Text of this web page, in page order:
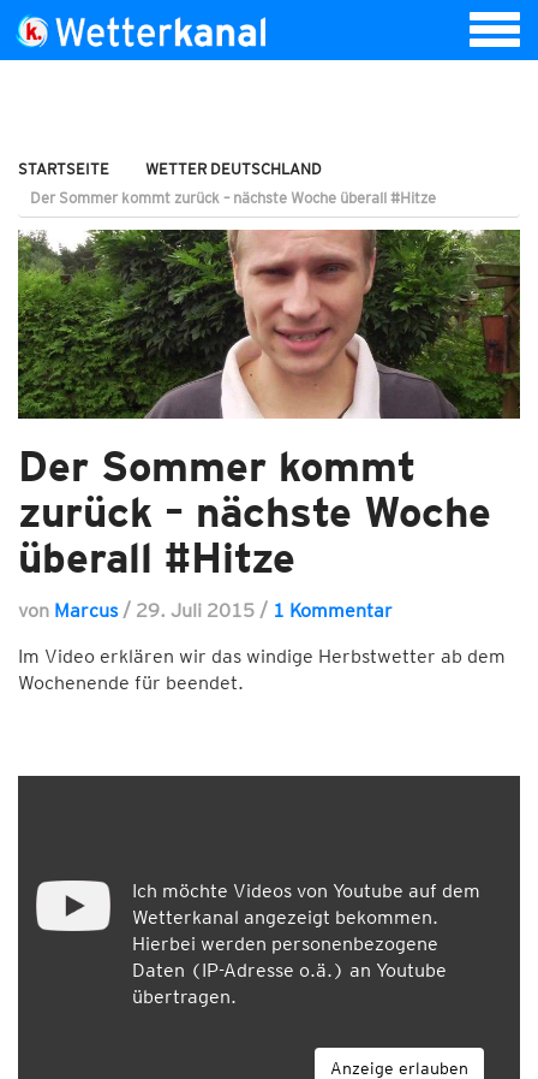
STARTSEITE
WETTER DEUTSCHLAND
Der Sommer kommt zurück – nächste Woche überall #Hitze
Der Sommer kommt
zurück – nächste Woche
überall #Hitze
von Marcus / 29. Juli 2015 / 1 Kommentar
Im Video erklären wir das windige Herbstwetter ab dem
Wochenende für beendet.
Ich möchte Videos von Youtube auf dem
Wetterkanal angezeigt bekommen.
Hierbei werden personenbezogene
Daten (IP-Adresse o.ä.) an Youtube
übertragen.
Anzeige erlauben